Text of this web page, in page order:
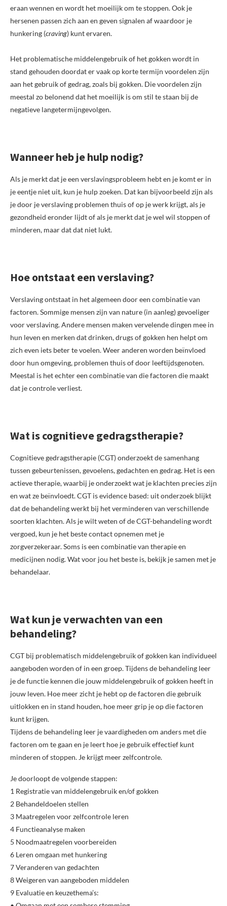
eraan wennen en wordt het moeilijk om te stoppen. Ook je
hersenen passen zich aan en geven signalen af waardoor je
hunkering (craving) kunt ervaren.
Het problematische middelengebruik of het gokken wordt in
stand gehouden doordat er vaak op korte termijn voordelen zijn
aan het gebruik of gedrag, zoals bij gokken. Die voordelen zijn
meestal zo belonend dat het moeilijk is om stil te staan bij de
negatieve langetermijngevolgen.
Wanneer heb je hulp nodig?
Als je merkt dat je een verslavingsprobleem hebt en je komt er in
je eentje niet uit, kun je hulp zoeken. Dat kan bijvoorbeeld zijn als
je door je verslaving problemen thuis of op je werk krijgt, als je
gezondheid eronder lijdt of als je merkt dat je wel wil stoppen of
minderen, maar dat dat niet lukt.
Hoe ontstaat een verslaving?
Verslaving ontstaat in het algemeen door een combinatie van
factoren. Sommige mensen zijn van nature (in aanleg) gevoeliger
voor verslaving. Andere mensen maken vervelende dingen mee in
hun leven en merken dat drinken, drugs of gokken hen helpt om
zich even iets beter te voelen. Weer anderen worden beïnvloed
door hun omgeving, problemen thuis of door leeftijdsgenoten.
Meestal is het echter een combinatie van die factoren die maakt
dat je controle verliest.
Wat is cognitieve gedragstherapie?
Cognitieve gedragstherapie (CGT) onderzoekt de samenhang
tussen gebeurtenissen, gevoelens, gedachten en gedrag. Het is een
actieve therapie, waarbij je onderzoekt wat je klachten precies zijn
en wat ze beïnvloedt. CGT is evidence based: uit onderzoek blijkt
dat de behandeling werkt bij het verminderen van verschillende
soorten klachten. Als je wilt weten of de CGT-behandeling wordt
vergoed, kun je het beste contact opnemen met je
zorgverzekeraar. Soms is een combinatie van therapie en
medicijnen nodig. Wat voor jou het beste is, bekijk je samen met je
behandelaar.
Wat kun je verwachten van een
behandeling?
CGT bij problematisch middelengebruik of gokken kan individueel
aangeboden worden of in een groep. Tijdens de behandeling leer
je de functie kennen die jouw middelengebruik of gokken heeft in
jouw leven. Hoe meer zicht je hebt op de factoren die gebruik
uitlokken en in stand houden, hoe meer grip je op die factoren
kunt krijgen.
Tijdens de behandeling leer je vaardigheden om anders met die
factoren om te gaan en je leert hoe je gebruik effectief kunt
minderen of stoppen. Je krijgt meer zelfcontrole.
Je doorloopt de volgende stappen:
1 Registratie van middelengebruik en/of gokken
2 Behandeldoelen stellen
3 Maatregelen voor zelfcontrole leren
4 Functieanalyse maken
5 Noodmaatregelen voorbereiden
6 Leren omgaan met hunkering
7 Veranderen van gedachten
8 Weigeren van aangeboden middelen
9 Evaluatie en keuzethema’s: